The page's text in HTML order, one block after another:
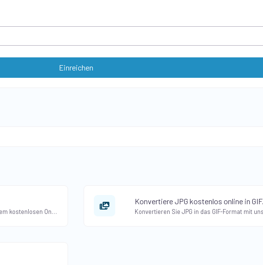
Einreichen
Konvertieren Sie JPG in das Webp-Format mit unserem kostenlosen Online-JPG-zu-Webp-Konverter. Komprimieren Sie JPEG-Bilder, ohne die Qualität zu beeinträchtigen.
Konvertiere JPG kostenlos online in GIF.